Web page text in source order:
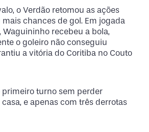
o Verdão retomou as ações
chances de gol. Em jogada
Waguininho recebeu a bola,
o goleiro não conseguiu
a vitória do Coritiba no Couto
primeiro turno sem perder
e apenas com três derrotas